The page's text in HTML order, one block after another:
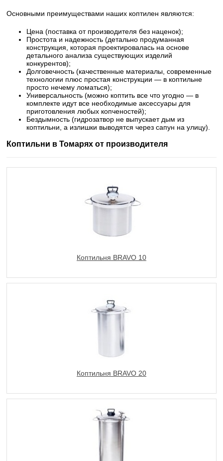
Основными преимуществами наших коптилен являются:
Цена (поставка от производителя без наценок);
Простота и надежность (детально продуманная
конструкция, которая проектировалась на основе
детального анализа существующих изделий
конкурентов);
Долговечность (качественные материалы, современные
технологии плюс простая конструкции — в коптильне
просто нечему ломаться);
Универсальность (можно коптить все что угодно — в
комплекте идут все необходимые аксессуары для
приготовления любых копченостей);
Бездымность (гидрозатвор не выпускает дым из
коптильни, а излишки выводятся через сапун на улицу).
Коптильни в Томарях от производителя
Коптильня BRAVO 10
Коптильня BRAVO 20